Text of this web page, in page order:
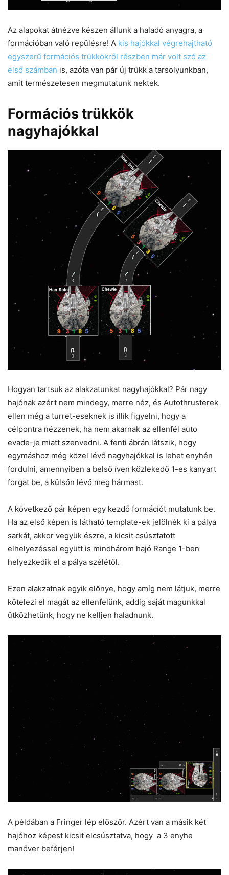
Az alapokat átnézve készen állunk a haladó anyagra, a
formációban való repülésre! A kis hajókkal végrehajtható
egyszerű formációs trükkökről részben már volt szó az
első számban is, azóta van pár új trükk a tarsolyunkban,
amit természetesen megmutatunk nektek.
Formációs trükkök
nagyhajókkal
Hogyan tartsuk az alakzatunkat nagyhajókkal? Pár nagy
hajónak azért nem mindegy, merre néz, és Autothrusterek
ellen még a turret-eseknek is illik figyelni, hogy a
célpontra nézzenek, ha nem akarnak az ellenfél auto
evade-je miatt szenvedni. A fenti ábrán látszik, hogy
egymáshoz még közel lévő nagyhajókkal is lehet enyhén
fordulni, amennyiben a belső íven közlekedő 1-es kanyart
forgat be, a külsőn lévő meg hármast.
A következő pár képen egy kezdő formációt mutatunk be.
Ha az első képen is látható template-ek jelölnék ki a pálya
sarkát, akkor vegyük észre, a kicsit csúsztatott
elhelyezéssel együtt is mindhárom hajó Range 1-ben
helyezkedik el a pálya szélétől.
Ezen alakzatnak egyik előnye, hogy amíg nem látjuk, merre
kötelezi el magát az ellenfelünk, addig saját magunkkal
ütközhetünk, hogy ne kelljen haladnunk.
A példában a Fringer lép először. Azért van a másik két
hajóhoz képest kicsit elcsúsztatva, hogy a 3 enyhe
manőver beférjen!